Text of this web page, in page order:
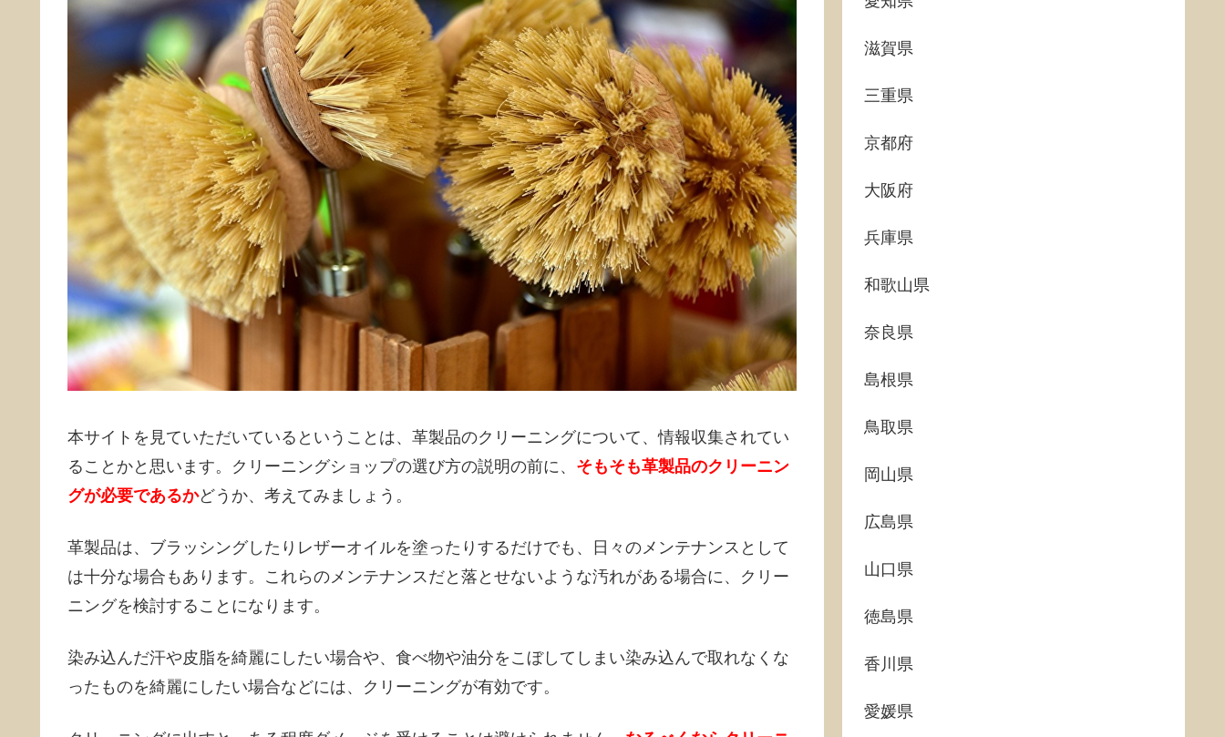
本サイトを見ていただいているということは、革製品のクリーニングについて、情報収集されてい
ることかと思います。クリーニングショップの選び方の説明の前に、 そもそも革製品のクリーニン
グが必要であるかどうか、考えてみましょう。
革製品は、ブラッシングしたりレザーオイルを塗ったりするだけでも、日々のメンテナンスとして
は十分な場合もあります。これらのメンテナンスだと落とせないような汚れがある場合に、クリー
ニングを検討することになります。
染み込んだ汗や皮脂を綺麗にしたい場合や、食べ物や油分をこぼしてしまい染み込んで取れなくな
ったものを綺麗にしたい場合などには、クリーニングが有効です。
滋賀県
三重県
京都府
大阪府
兵庫県
和歌山県
奈良県
島根県
鳥取県
岡山県
広島県
山口県
徳島県
香川県
愛媛県